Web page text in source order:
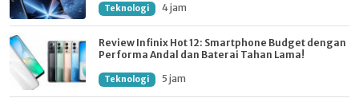
Teknologi 4 jam
Review Infinix Hot 12: Smartphone Budget dengan
Performa Andal dan Baterai Tahan Lama!
Teknologi 5 jam